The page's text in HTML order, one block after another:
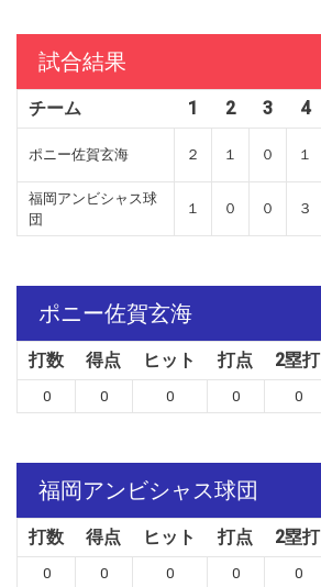
試合結果
チーム 1 2 3 4
ポニー佐賀玄海 ２ １ ０ １
福岡アンビシャス球
団
１ ０ ０ ３
ポニー佐賀玄海
打数 得点 ヒット 打点 2塁打
0 0 0 0 0
福岡アンビシャス球団
打数 得点 ヒット 打点 2塁打
0 0 0 0 0